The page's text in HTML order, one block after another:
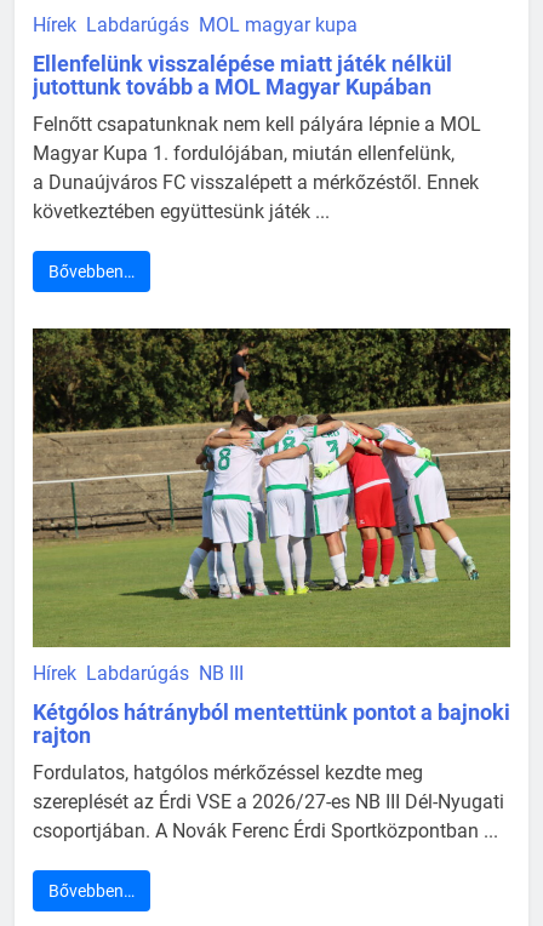
Hírek Labdarúgás MOL magyar kupa
Ellenfelünk visszalépése miatt játék nélkül
jutottunk tovább a MOL Magyar Kupában
Felnőtt csapatunknak nem kell pályára lépnie a MOL
Magyar Kupa 1. fordulójában, miután ellenfelünk,
a Dunaújváros FC visszalépett a mérkőzéstől. Ennek
következtében együttesünk játék ...
Bővebben…
Hírek Labdarúgás NB III
Kétgólos hátrányból mentettünk pontot a bajnoki
rajton
Fordulatos, hatgólos mérkőzéssel kezdte meg
szereplését az Érdi VSE a 2026/27-es NB III Dél-Nyugati
csoportjában. A Novák Ferenc Érdi Sportközpontban ...
Bővebben…